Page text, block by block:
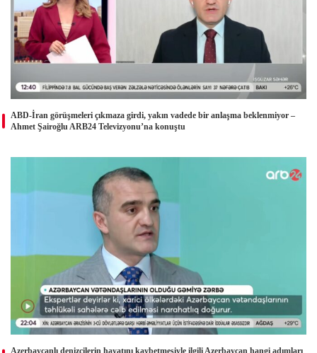
ABD-İran görüşmeleri çıkmaza girdi, yakın vadede bir anlaşma beklenmiyor –
Ahmet Şairoğlu ARB24 Televizyonu’na konuştu
Azerbaycanlı denizcilerin hayatını kaybetmesiyle ilgili Azerbaycan hangi adımları